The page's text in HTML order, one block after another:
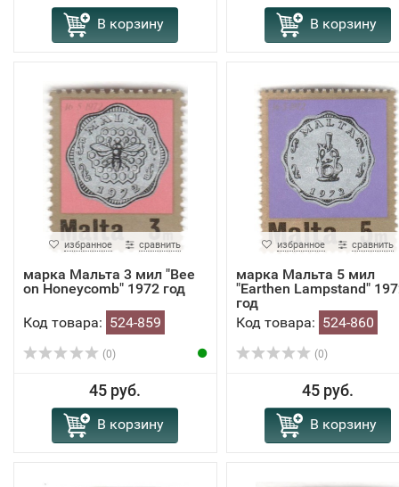
В корзину В корзину
избранное сравнить
марка Мальта 3 мил "Bee
on Honeycomb" 1972 год
Код товара: 524-859
(0)
45 руб.
В корзину
избранное сравнить
марка Мальта 5 мил
"Earthen Lampstand"
год
Код товара: 524-860
(0)
45 руб.
В корзину